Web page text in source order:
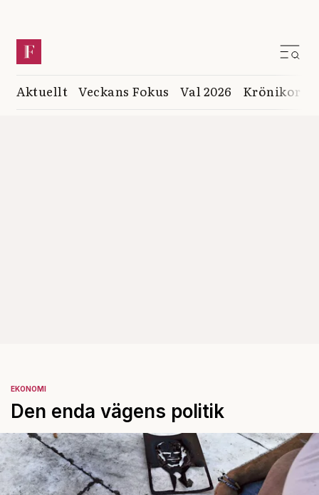
Aktuellt Veckans Fokus Val 2026 Krönikor
EKONOMI
Den enda vägens politik